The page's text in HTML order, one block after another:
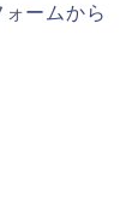
ームから